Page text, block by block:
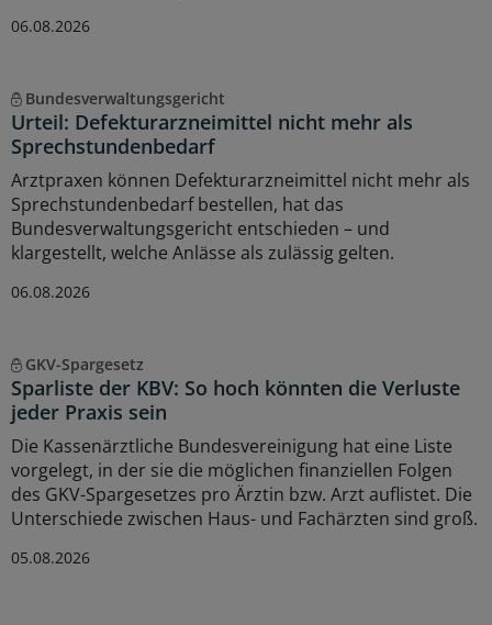
06.08.2026
Bundesverwaltungsgericht
Urteil: Defekturarzneimittel nicht mehr als
Sprechstundenbedarf
Arztpraxen können Defekturarzneimittel nicht mehr als
Sprechstundenbedarf bestellen, hat das
Bundesverwaltungsgericht entschieden – und
klargestellt, welche Anlässe als zulässig gelten.
06.08.2026
GKV-Spargesetz
Sparliste der KBV: So hoch könnten die Verluste
jeder Praxis sein
Die Kassenärztliche Bundesvereinigung hat eine Liste
vorgelegt, in der sie die möglichen finanziellen Folgen
des GKV-Spargesetzes pro Ärztin bzw. Arzt auflistet. Die
Unterschiede zwischen Haus- und Fachärzten sind groß.
05.08.2026